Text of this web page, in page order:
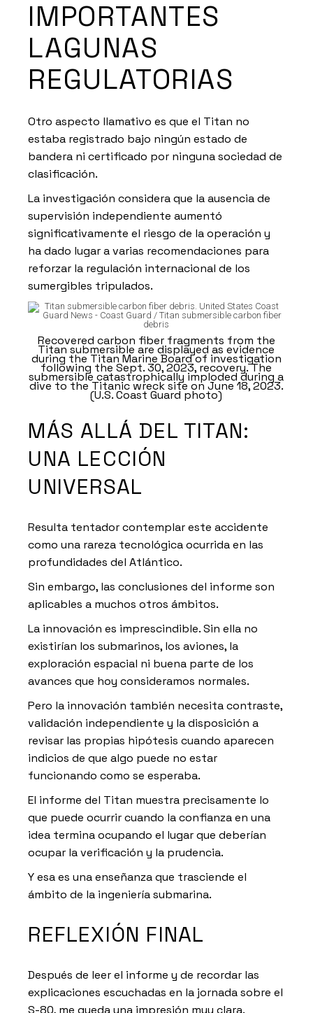
IMPORTANTES
LAGUNAS
REGULATORIAS
Otro aspecto llamativo es que el Titan no
estaba registrado bajo ningún estado de
bandera ni certificado por ninguna sociedad de
clasificación.
La investigación considera que la ausencia de
supervisión independiente aumentó
significativamente el riesgo de la operación y
ha dado lugar a varias recomendaciones para
reforzar la regulación internacional de los
sumergibles tripulados.
Recovered carbon fiber fragments from the
Titan submersible are displayed as evidence
during the Titan Marine Board of investigation
following the Sept. 30, 2023, recovery. The
submersible catastrophically imploded during a
dive to the Titanic wreck site on June 18, 2023.
(U.S. Coast Guard photo)
MÁS ALLÁ DEL TITAN:
UNA LECCIÓN
UNIVERSAL
Resulta tentador contemplar este accidente
como una rareza tecnológica ocurrida en las
profundidades del Atlántico.
Sin embargo, las conclusiones del informe son
aplicables a muchos otros ámbitos.
La innovación es imprescindible. Sin ella no
existirían los submarinos, los aviones, la
exploración espacial ni buena parte de los
avances que hoy consideramos normales.
Pero la innovación también necesita contraste,
validación independiente y la disposición a
revisar las propias hipótesis cuando aparecen
indicios de que algo puede no estar
funcionando como se esperaba.
El informe del Titan muestra precisamente lo
que puede ocurrir cuando la confianza en una
idea termina ocupando el lugar que deberían
ocupar la verificación y la prudencia.
Y esa es una enseñanza que trasciende el
ámbito de la ingeniería submarina.
REFLEXIÓN FINAL
Después de leer el informe y de recordar las
explicaciones escuchadas en la jornada sobre el
S-80, me queda una impresión muy clara.